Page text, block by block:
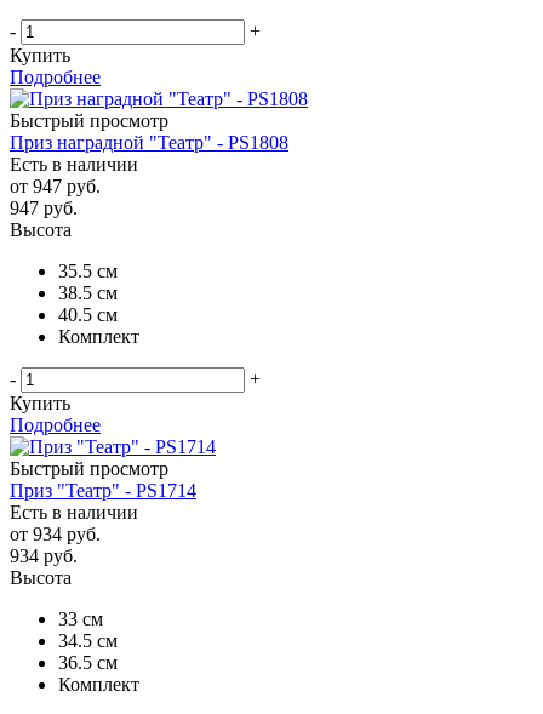
-
+
Купить
Подробнее
Быстрый просмотр
Приз наградной "Театр" - PS1808
Есть в наличии
от 947 руб.
947 руб.
Высота
35.5 см
38.5 см
40.5 см
Комплект
-
+
Купить
Подробнее
Быстрый просмотр
Приз "Театр" - PS1714
Есть в наличии
от 934 руб.
934 руб.
Высота
33 см
34.5 см
36.5 см
Комплект